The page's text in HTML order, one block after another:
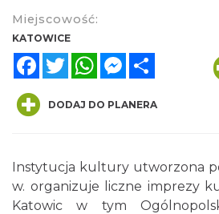
Miejscowość:
KATOWICE
FacebookTwitterWhatsAppMessenger
DODAJ DO PLANERA
Instytucja kultury utworzona
w. organizuje liczne imprezy
Katowic w tym